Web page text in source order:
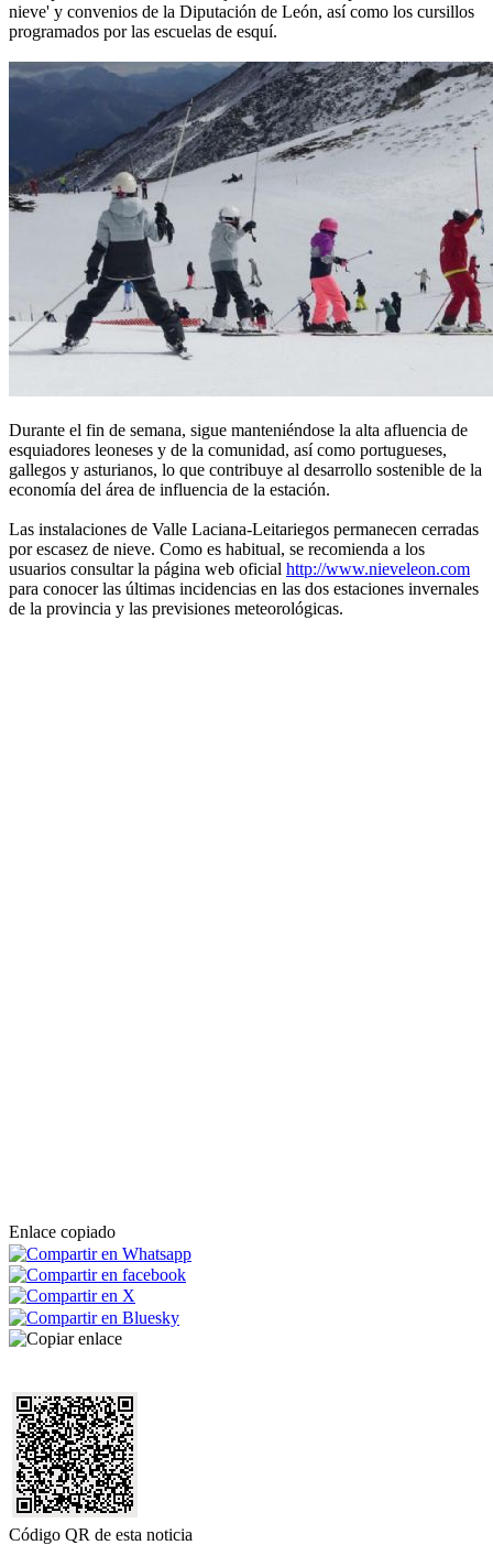
nieve' y convenios de la Diputación de León, así como los cursillos
programados por las escuelas de esquí.
Durante el fin de semana, sigue manteniéndose la alta afluencia de
esquiadores leoneses y de la comunidad, así como portugueses,
gallegos y asturianos, lo que contribuye al desarrollo sostenible de la
economía del área de influencia de la estación.
Las instalaciones de Valle Laciana-Leitariegos permanecen cerradas
por escasez de nieve. Como es habitual, se recomienda a los
usuarios consultar la página web oficial http://www.nieveleon.com
para conocer las últimas incidencias en las dos estaciones invernales
de la provincia y las previsiones meteorológicas.
Enlace copiado
Código QR de esta noticia